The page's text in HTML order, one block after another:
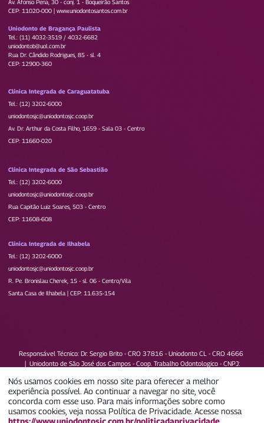
Av. Afonso Pena, 30 - conj. 1 - Boqueirão Santos
CEP: 11020-000 | www.uniodontosantos.com.br
Uniodonto de Bragança Paulista
Tel.: (11) 4032-3519 / 4032-6682
uniodontob@uol.com.br
Rua Dr. Cândido Rodrigues, 85 - sl. 4
CEP: 12900-360
Clínica Integrada de Caraguatatuba
Tel.: (12) 3202-6000
uniodontosjc@uniodontosjc.coop.br
Av. Dr. Arthur da Costa Filho, 1659 - Sala 03 - Centro
CEP: 11660-020
Clínica Integrada de São Sebastião
Tel.: (12) 3202-6000
uniodontosjc@uniodontosjc.coop.br
Rua Capitão Luiz Soares, 503 - Centro
CEP: 11608-608
Clínica Integrada de Ilhabela
Tel.: (12) 3202-6000
uniodontosjc@uniodontosjc.coop.br
R. Pe. Bronislau Cherek, 15 - sl. 06 - Centro/Vila
Santa Casa de Ilhabela | CEP: 11.635-154
Responsável Técnico: Dr. Sergio Brito - CRO 37816 - Uniodonto CL - CRO 4666
| Uniodonto de São José dos Campos - Coop. Trabalho Odontologico - CNPJ:
IDSS da operadora 2025 (Ano-base 2024)
0 1
Nós usamos cookies em nosso site para oferecer a melhor
experiência possível. Ao continuar a navegar no site, você
concorda com esse uso. Para mais informações sobre como
usamos cookies, veja nossa Política de Privacidade. Acesse nossa
https://www.uniodontosjc.com.br/politicadaprivacidade